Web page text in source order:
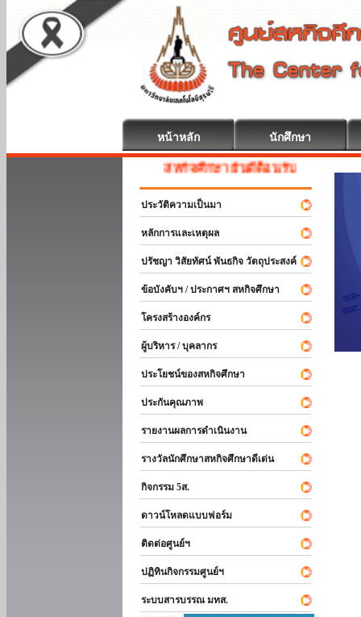
หน้าหลัก นักศึกษา
สหกิจศึกษา ยินดีต้อนรับ
ประวัติความเป็นมา
หลักการและเหตุผล
ปรัชญา วิสัยทัศน์ พันธกิจ วัตถุประสงค์
ข้อบังคับฯ / ประกาศฯ สหกิจศึกษา
โครงสร้างองค์กร
ผู้บริหาร / บุคลากร
ประโยชน์ของสหกิจศึกษา
ประกันคุณภาพ
รายงานผลการดำเนินงาน
รางวัลนักศึกษาสหกิจศึกษาดีเด่น
กิจกรรม 5ส.
ดาวน์โหลดแบบฟอร์ม
ติดต่อศูนย์ฯ
ปฏิทินกิจกรรมศูนย์ฯ
ระบบสารบรรณ มทส.